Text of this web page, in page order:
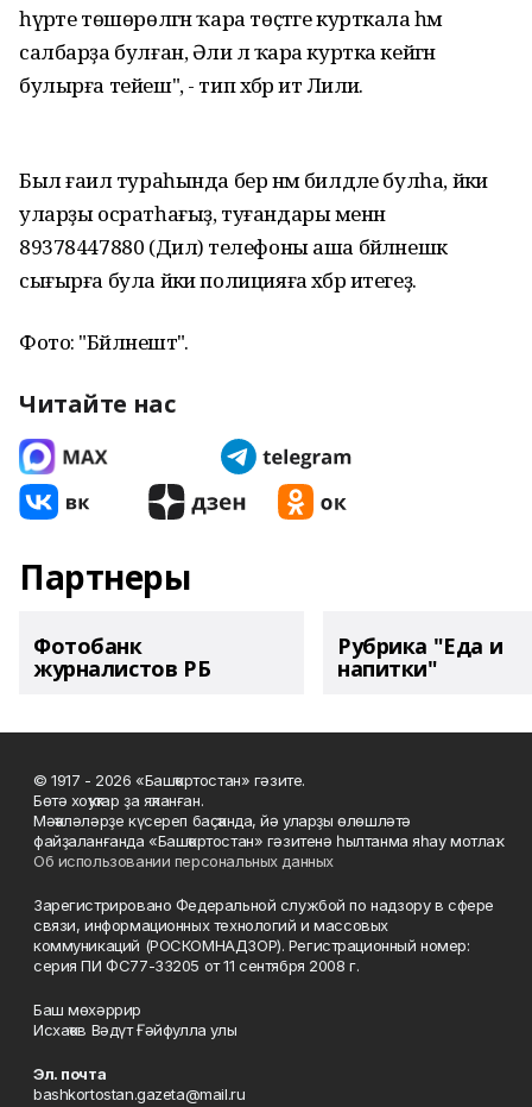
һүрәте төшөрөлгән ҡара төҫтәге курткала һәм
салбарҙа булған, Әлиә лә ҡара куртка кейгән
булырға тейеш", - тип хәбәр итә Лилиә.
Был ғаилә тураһында бер нәмә билдәле булһа, йәки
уларҙы осратһағыҙ, туғандары менән
89378447880 (Дилә) телефоны аша бәйләнешкә
сығырға була йәки полицияға хәбәр итегеҙ.
Фото: "Бәйләнештә".
Читайте нас
Партнеры
Фотобанк
журналистов РБ
Рубрика "Еда и
напитки"
© 1917 - 2026 «Башҡортостан» гәзите.
Бөтә хоҡуҡтар ҙа яҡланған.
Мәҡәләләрҙе күсереп баҫҡанда, йә уларҙы өлөшләтә
файҙаланғанда «Башҡортостан» гәзитенә һылтанма яһау мотлаҡ.
Об использовании персональных данных
Зарегистрировано Федеральной службой по надзору в сфере
связи, информационных технологий и массовых
коммуникаций (РОСКОМНАДЗОР). Регистрационный номер:
серия ПИ ФС77-33205 от 11 сентября 2008 г.
Баш мөхәррир
Исхаҡов Вәдүт Ғәйфулла улы
Эл. почта
bashkortostan.gazeta@mail.ru